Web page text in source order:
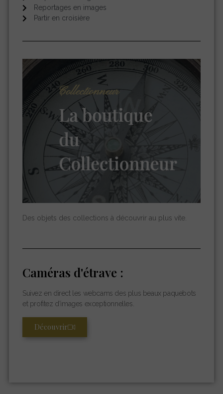
Reportages en images
Partir en croisière
Des objets des collections à découvrir au plus vite.
Caméras d'étrave :
Suivez en direct les webcams des plus beaux paquebots
et profitez d’images exceptionnelles.
Découvrir